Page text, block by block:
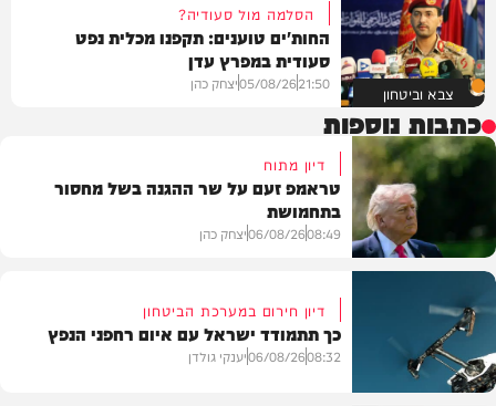
צבא וביטחון
הסלמה מול סעודיה?
החות'ים טוענים: תקפנו מכלית נפט
סעודית במפרץ עדן
21:50
05/08/26יצחק כהן
כתבות נוספות
חדשות
דיון מתוח
טראמפ זעם על שר ההגנה בשל מחסור
בתחמושת
08:49
06/08/26יצחק כהן
דיון חירום במערכת הביטחון
כך תתמודד ישראל עם איום רחפני הנפץ
08:32
06/08/26יענקי גולדן